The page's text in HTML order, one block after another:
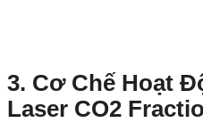
3. Cơ Chế Hoạt
Laser CO2